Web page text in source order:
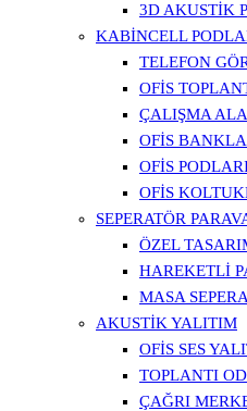
3D AKUSTIK
KABINCELL
TELEFON
OFIS
ÇALIŞMA
OFIS
OFIS
OFIS
SEPERATÖR
ÖZEL
HAREKETLI
MASA
AKUSTIK YALITIM
OFIS SES
TOPLANTI
ÇAĞRI